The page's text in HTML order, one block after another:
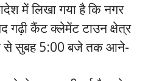
में लिखा गया है कि नगर
गढ़ी कैंट क्लेमेंट टाउन क्षेत्र
से सुबह 5:00 बजे तक आने-